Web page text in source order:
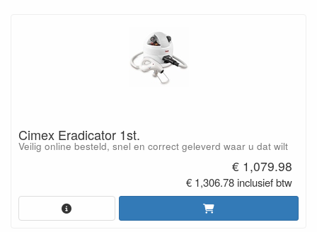
Cimex Eradicator 1st.
Veilig online besteld, snel en correct geleverd waar u dat wilt
€ 1,079.98
€ 1,306.78 inclusief btw